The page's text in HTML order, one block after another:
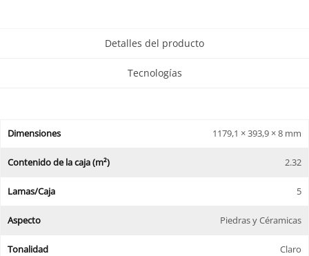
Detalles del producto
Tecnologías
Dimensiones 1179,1 × 393,9 × 8 mm
Contenido de la caja (m²) 2.32
Lamas/Caja 5
Aspecto Piedras y Céramicas
Tonalidad Claro